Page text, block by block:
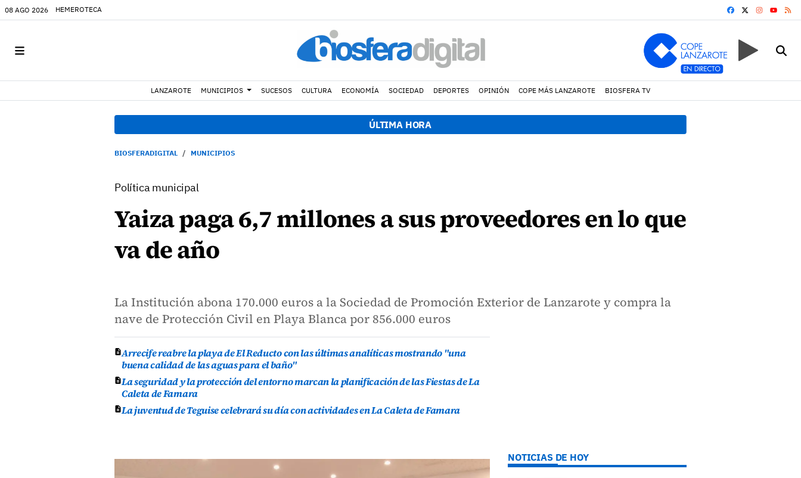
08 AGO 2026 HEMEROTECA FACEBOOK
YOUTUBE
LANZAROTE MUNICIPIOS SUCESOS CULTURA ECONOMÍA SOCIEDAD DEPORTES OPINIÓN COPE MÁS LANZAROTE BIOSFERA TV
ÚLTIMA HORA
BIOSFERADIGITAL MUNICIPIOS
Política municipal
Yaiza paga 6,7 millones a sus proveedores en lo que
va de año
La Institución abona 170.000 euros a la Sociedad de Promoción Exterior de Lanzarote y compra la
nave de Protección Civil en Playa Blanca por 856.000 euros
Arrecife reabre la playa de El Reducto con las últimas analíticas mostrando "una
buena calidad de las aguas para el baño"
La seguridad y la protección del entorno marcan la planificación de las Fiestas de La
Caleta de Famara
La juventud de Teguise celebrará su día con actividades en La Caleta de Famara
NOTICIAS DE HOY